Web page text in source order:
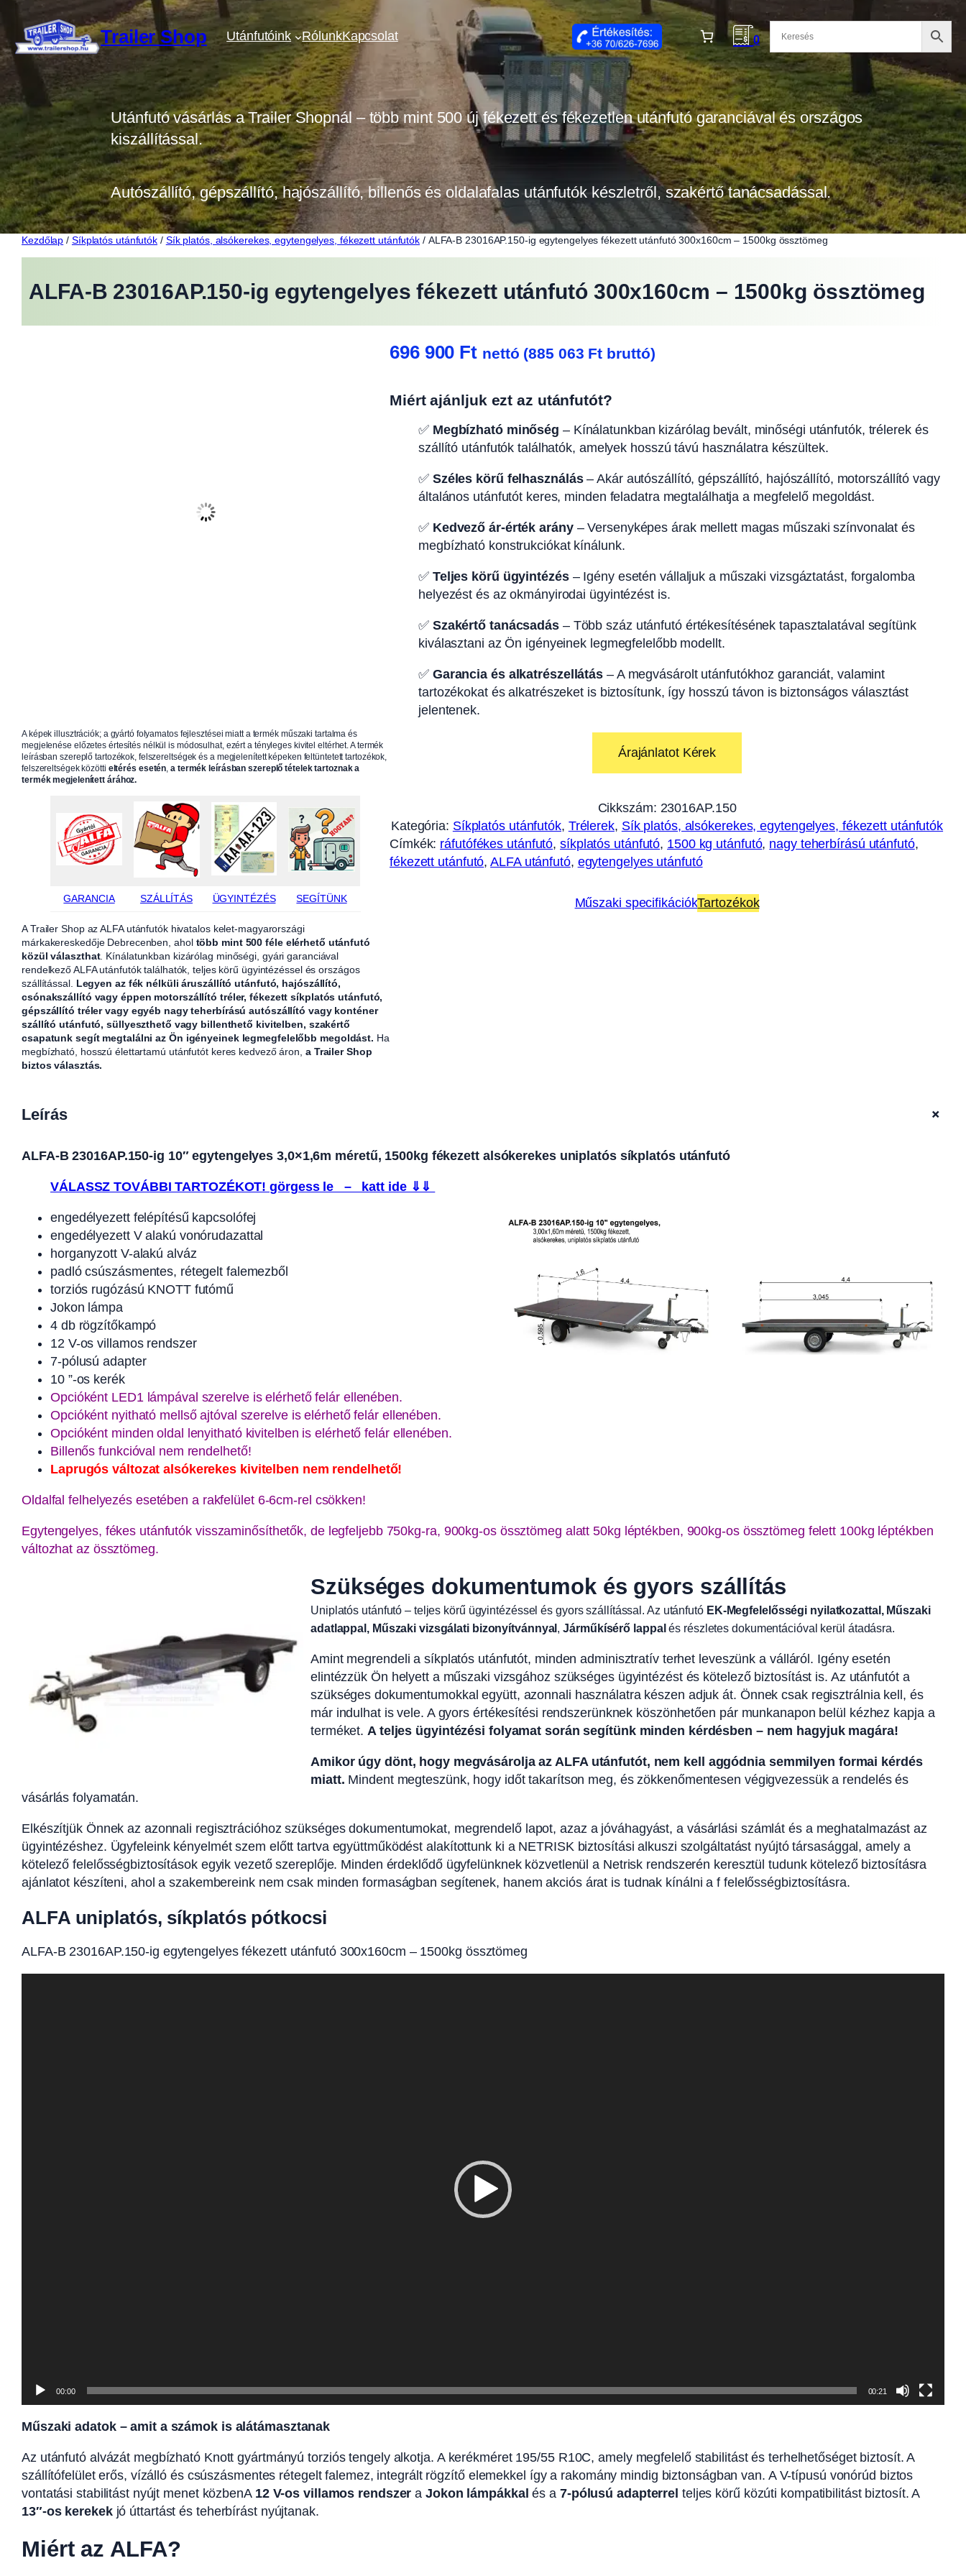
tartalomhoz
Trailer Shop Utánfutóink RólunkKapcsolat 0
Utánfutó vásárlás a Trailer Shopnál – több mint 500 új fékezett és fékezetlen utánfutó garanciával és országos
kiszállítással.
Autószállító, gépszállító, hajószállító, billenős és oldalafalas utánfutók készletről, szakértő tanácsadással.
Kezdőlap / Síkplatós utánfutók / Sík platós, alsókerekes, egytengelyes, fékezett utánfutók / ALFA-B 23016AP.150-ig egytengelyes fékezett utánfutó 300x160cm – 1500kg össztömeg
ALFA-B 23016AP.150-ig egytengelyes fékezett utánfutó 300x160cm – 1500kg össztömeg
A képek illusztrációk; a gyártó folyamatos fejlesztései miatt a termék műszaki tartalma és
megjelenése előzetes értesítés nélkül is módosulhat, ezért a tényleges kivitel eltérhet. A termék
leírásban szereplő tartozékok, felszereltségek és a megjelenített képeken feltüntetett tartozékok,
felszereltségek közötti eltérés esetén ,a termék leírásban szereplő tételek tartoznak a
termék megjelenített árához.
GARANCIA SZÁLLÍTÁS ÜGYINTÉZÉS SEGÍTÜNK
A Trailer Shop az ALFA utánfutók hivatalos kelet-magyarországi
márkakereskedője Debrecenben, ahol több mint 500 féle elérhető utánfutó
közül választhat. Kínálatunkban kizárólag minőségi, gyári garanciával
rendelkező ALFA utánfutók találhatók, teljes körű ügyintézéssel és országos
szállítással. Legyen az fék nélküli áruszállító utánfutó, hajószállító,
csónakszállító vagy éppen motorszállító tréler, fékezett síkplatós utánfutó,
gépszállító tréler vagy egyéb nagy teherbírású autószállító vagy konténer
szállító utánfutó, süllyeszthető vagy billenthető kivitelben, szakértő
csapatunk segít megtalálni az Ön igényeinek legmegfelelőbb megoldást. Ha
megbízható, hosszú élettartamú utánfutót keres kedvező áron, a Trailer Shop
biztos választás.
696 900 Ft nettó (885 063 Ft bruttó)
Miért ajánljuk ezt az utánfutót?
✅ Megbízható minőség – Kínálatunkban kizárólag bevált, minőségi utánfutók, trélerek és
szállító utánfutók találhatók, amelyek hosszú távú használatra készültek.
✅ Széles körű felhasználás– Akár autószállító, gépszállító, hajószállító, motorszállító vagy
általános utánfutót keres, minden feladatra megtalálhatja a megfelelő megoldást.
✅ Kedvező ár-érték arány– Versenyképes árak mellett magas műszaki színvonalat és
megbízható konstrukciókat kínálunk.
✅ Teljes körű ügyintézés– Igény esetén vállaljuk a műszaki vizsgáztatást, forgalomba
helyezést és az okmányirodai ügyintézést is.
✅ Szakértő tanácsadás– Több száz utánfutó értékesítésének tapasztalatával segítünk
kiválasztani az Ön igényeinek legmegfelelőbb modellt.
✅ Garancia és alkatrészellátás – A megvásárolt utánfutókhoz garanciát, valamint
tartozékokat és alkatrészeket is biztosítunk, így hosszú távon is biztonságos választást
jelentenek.
Árajánlatot Kérek
Cikkszám: 23016AP.150
Kategória: Síkplatós utánfutók, Trélerek, Sík platós, alsókerekes, egytengelyes, fékezett utánfutók
Címkék: ráfutófékes utánfutó, síkplatós utánfutó, 1500 kg utánfutó, nagy teherbírású utánfutó
fékezett utánfutó, ALFA utánfutó, egytengelyes utánfutó
Műszaki specifikációkTartozékok
Leírás +
ALFA-B 23016AP.150-ig 10″ egytengelyes 3,0×1,6m méretű, 1500kg fékezett alsókerekes uniplatós síkplatós utánfutó
VÁLASSZ TOVÁBBI TARTOZÉKOT! görgess le – katt ide ⇓⇓
engedélyezett felépítésű kapcsolófej
engedélyezett V alakú vonórudazattal
horganyzott V-alakú alváz
padló csúszásmentes, rétegelt falemezből
torziós rugózású KNOTT futómű
Jokon lámpa
4 db rögzítőkampó
12 V-os villamos rendszer
7-pólusú adapter
10 ”-os kerék
Opcióként LED1 lámpával szerelve is elérhető felár ellenében.
Opcióként nyitható mellső ajtóval szerelve is elérhető felár ellenében.
Opcióként minden oldal lenyitható kivitelben is elérhető felár ellenében.
Billenős funkcióval nem rendelhető!
Laprugós változat alsókerekes kivitelben nem rendelhető!
Oldalfal felhelyezés esetében a rakfelület 6-6cm-rel csökken!
Egytengelyes, fékes utánfutók visszaminősíthetők, de legfeljebb 750kg-ra, 900kg-os össztömeg alatt 50kg léptékben, 900kg-os össztömeg felett 100kg léptékben
változhat az össztömeg.
Szükséges dokumentumok és gyors szállítás
Uniplatós utánfutó – teljes körű ügyintézéssel és gyors szállítással. Az utánfutó EK-Megfelelősségi nyilatkozattal, Műszaki
adatlappal, Műszaki vizsgálati bizonyítvánnyal ,Járműkísérő lappal és részletes dokumentációval kerül átadásra.
Amint megrendeli a síkplatós utánfutót, minden adminisztratív terhet leveszünk a válláról. Igény esetén
elintézzük Ön helyett a műszaki vizsgához szükséges ügyintézést és kötelező biztosítást is. Az utánfutót a
szükséges dokumentumokkal együtt, azonnali használatra készen adjuk át. Önnek csak regisztrálnia kell, és
már indulhat is vele. A gyors értékesítési rendszerünknek köszönhetően pár munkanapon belül kézhez kapja a
terméket.A teljes ügyintézési folyamat során segítünk minden kérdésben – nem hagyjuk magára!
Amikor úgy dönt, hogy megvásárolja az ALFA utánfutót, nem kell aggódnia semmilyen formai kérdés
miatt. Mindent megteszünk, hogy időt takarítson meg, és zökkenőmentesen végigvezessük a rendelés és
vásárlás folyamatán.
Elkészítjük Önnek az azonnali regisztrációhoz szükséges dokumentumokat, megrendelő lapot, azaz a jóváhagyást, a vásárlási számlát és a meghatalmazást az
ügyintézéshez. Ügyfeleink kényelmét szem előtt tartva együttműködést alakítottunk ki a NETRISK biztosítási alkuszi szolgáltatást nyújtó társasággal, amely a
kötelező felelősségbiztosítások egyik vezető szereplője. Minden érdeklődő ügyfelünknek közvetlenül a Netrisk rendszerén keresztül tudunk kötelező biztosításra
ajánlatot készíteni, ahol a szakembereink nem csak minden formaságban segítenek, hanem akciós árat is tudnak kínálni a f felelősségbiztosításra.
ALFA uniplatós, síkplatós pótkocsi
ALFA-B 23016AP.150-ig egytengelyes fékezett utánfutó 300x160cm – 1500kg össztömeg
00:00 00:21
Műszaki adatok – amit a számok is alátámasztanak
Az utánfutó alvázát megbízható Knott gyártmányú torziós tengely alkotja. A kerékméret 195/55 R10C, amely megfelelő stabilitást és terhelhetőséget biztosít. A
szállítófelület erős, vízálló és csúszásmentes rétegelt falemez, integrált rögzítő elemekkel így a rakomány mindig biztonságban van. A V-típusú vonórúd biztos
vontatási stabilitást nyújt menet közbenA 12 V-os villamos rendszer aJokon lámpákkal és a 7-pólusú adapterrel teljes körű közúti kompatibilitást biztosít. A
13″-os kerekekjó úttartást és teherbírást nyújtanak.
Miért az ALFA?